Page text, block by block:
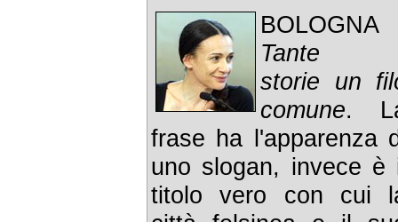
BOLOGNA
Tante
storie un
comune.
frase ha l'apparenza
uno slogan, invece è
titolo vero con cui